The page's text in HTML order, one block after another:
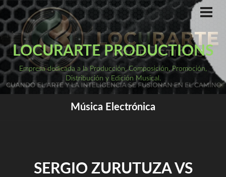
Saltar
al
contenido
LOCURARTE PRODUCTIONS
Empresa dedicada a la Producción, Composición, Promoción,
Distribución y Edición Musical.
Música Electrónica
SERGIO ZURUTUZA VS